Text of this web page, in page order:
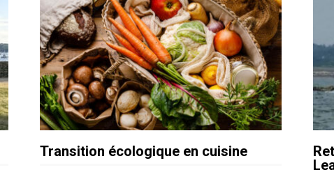
Transition écologique en cuisine